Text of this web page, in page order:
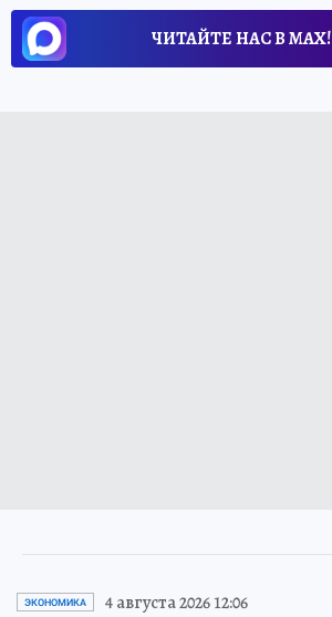
ЧИТАЙТЕ НАС В МАХ!
ЭКОНОМИКА 4 августа 2026 12:06